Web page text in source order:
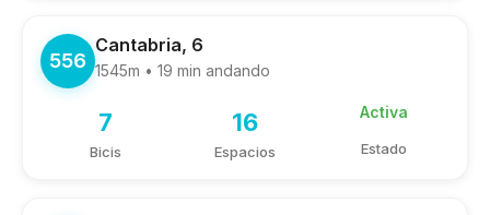
556
Cantabria, 6
1545m • 19 min andando
7
Bicis
16
Espacios
Activa
Estado